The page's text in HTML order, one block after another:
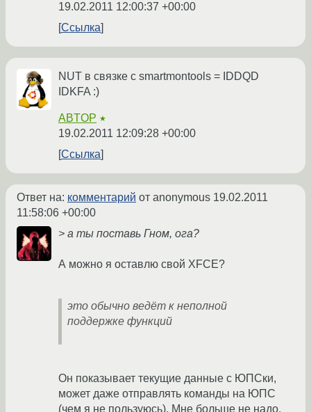
19.02.2011 12:00:37 +00:00
Ссылка
NUT в связке с smartmontools = IDDQD
IDKFA :)
ABTOP ★
19.02.2011 12:09:28 +00:00
Ссылка
Ответ на: комментарий от anonymous 19.02.2011
11:58:06 +00:00
> а ты поставь Гном, ога?
А можно я оставлю свой XFCE?
это обычно ведёт к неполной
поддержке функций
Он показывает текущие данные с ЮПСки,
может даже отправлять команды на ЮПС
(чем я не пользуюсь). Мне больше не надо.